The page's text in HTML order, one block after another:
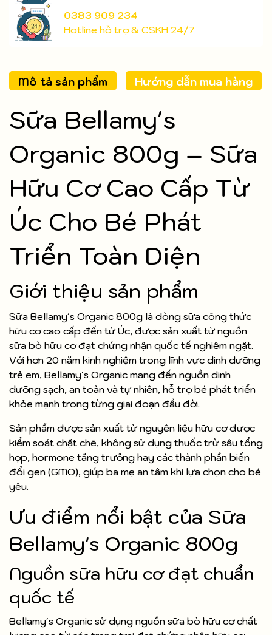
0383 909 234
Hotline hỗ trợ & CSKH 24/7
Mô tả sản phẩm Hướng dẫn mua hàng
Sữa Bellamy's
Organic 800g – Sữa
Hữu Cơ Cao Cấp Từ
Úc Cho Bé Phát
Triển Toàn Diện
Giới thiệu sản phẩm
Sữa Bellamy's Organic 800g là dòng sữa công thức
hữu cơ cao cấp đến từ Úc, được sản xuất từ nguồn
sữa bò hữu cơ đạt chứng nhận quốc tế nghiêm ngặt.
Với hơn 20 năm kinh nghiệm trong lĩnh vực dinh dưỡng
trẻ em, Bellamy's Organic mang đến nguồn dinh
dưỡng sạch, an toàn và tự nhiên, hỗ trợ bé phát triển
khỏe mạnh trong từng giai đoạn đầu đời.
Sản phẩm được sản xuất từ nguyên liệu hữu cơ được
kiểm soát chặt chẽ, không sử dụng thuốc trừ sâu tổng
hợp, hormone tăng trưởng hay các thành phần biến
đổi gen (GMO), giúp ba mẹ an tâm khi lựa chọn cho bé
yêu.
Ưu điểm nổi bật của Sữa
Bellamy's Organic 800g
Nguồn sữa hữu cơ đạt chuẩn
quốc tế
Bellamy's Organic sử dụng nguồn sữa bò hữu cơ chất